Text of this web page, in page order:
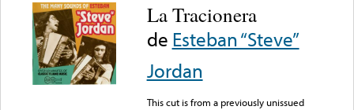
La Tracionera
de Esteban “Steve”
Jordan
This cut is from a previously unissued